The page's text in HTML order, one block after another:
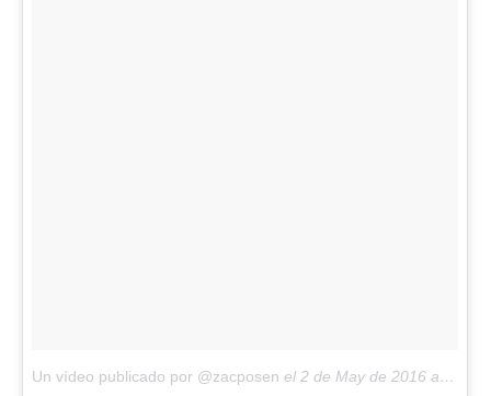
Un vídeo publicado por @zacposen el 2 de May de 2016 a la(s) 7:11 PDT